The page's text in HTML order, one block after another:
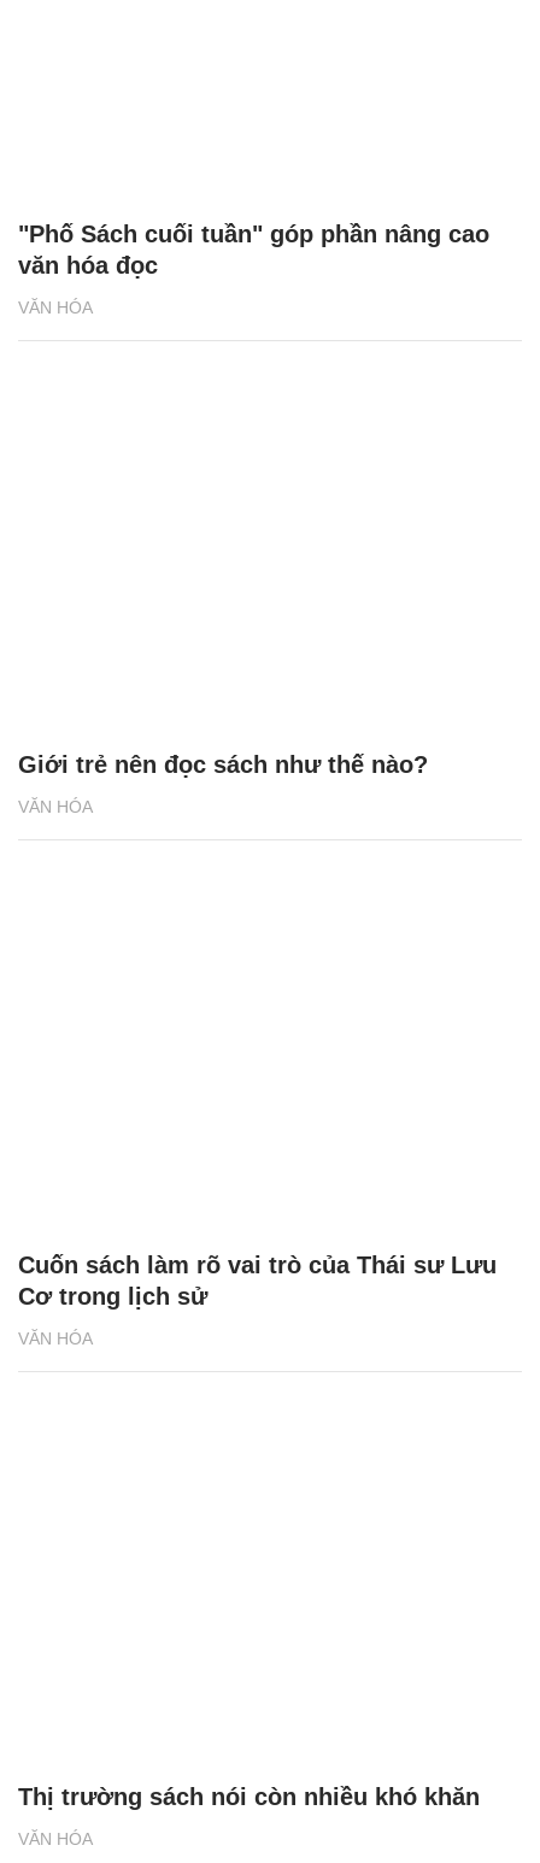
VĂN HÓA
"Phố Sách cuối tuần" góp phần nâng cao
văn hóa đọc
VĂN HÓA
Giới trẻ nên đọc sách như thế nào?
VĂN HÓA
Cuốn sách làm rõ vai trò của Thái sư Lưu
Cơ trong lịch sử
VĂN HÓA
Thị trường sách nói còn nhiều khó khăn